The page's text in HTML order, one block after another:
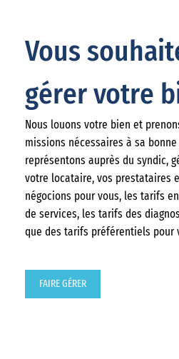
Vous
gérer votre
Nous louons votre bien et
missions nécessaires à sa
représentons auprès du syndic,
votre locataire, vos prestataires
négocions pour vous, les tarifs
de services, les tarifs des
que des tarifs préférentiels pour
FAIRE GÉRER